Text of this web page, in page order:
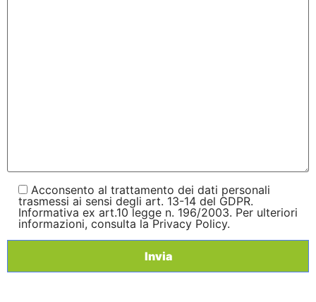
Acconsento al trattamento dei dati personali
trasmessi ai sensi degli art. 13-14 del GDPR.
Informativa ex art.10 legge n. 196/2003. Per ulteriori
informazioni, consulta la Privacy Policy.